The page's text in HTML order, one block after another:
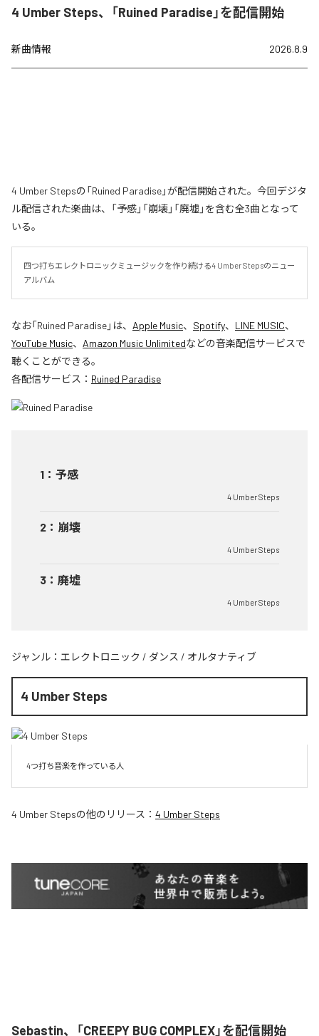
4 Umber Steps、「Ruined Paradise」を配信開始
新曲情報 2026.8.9
4 Umber Stepsの「Ruined Paradise」が配信開始された。今回デジタ
ル配信された楽曲は、「予感」「崩壊」「廃墟」を含む全3曲となって
いる。
四つ打ちエレクトロニックミュージックを作り続ける4 Umber Stepsのニュー
アルバム
なお「Ruined Paradise」は、 Apple Music、 Spotify、 LINE MUSIC、
YouTube Music、 Amazon Music Unlimitedなどの音楽配信サービスで
聴くことができる。
各配信サービス： Ruined Paradise
1 ： 予感
4 Umber Steps
2 ： 崩壊
4 Umber Steps
3 ： 廃墟
4 Umber Steps
ジャンル： エレクトロニック / ダンス / オルタナティブ
4 Umber Steps
4つ打ち音楽を作っている人
4 Umber Stepsの他のリリース： 4 Umber Steps
Sebastin、「CREEPY BUG COMPLEX」を配信開始